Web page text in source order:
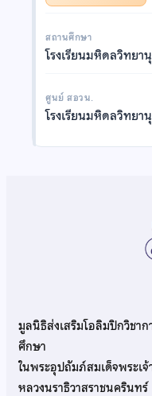
สถานศึกษา
โรงเรียนมหิดลวิทยา
ศูนย์ สอวน.
โรงเรียนมหิดลวิทยา
มูลนิธิส่งเสริมโอลิมปิกวิชา
ศึกษา
ในพระอุปถัมภ์สมเด็จพระเ
หลวงนราธิวาสราชนครินทร์